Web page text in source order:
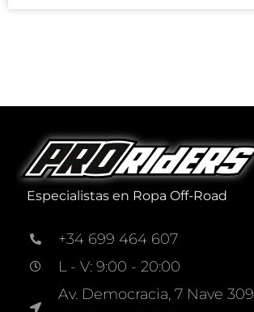
Especialistas en Ropa Off-Road
+34 699 464 607
L - V: 9:00 - 20:00
Av. Democracia, 7 Nave 309